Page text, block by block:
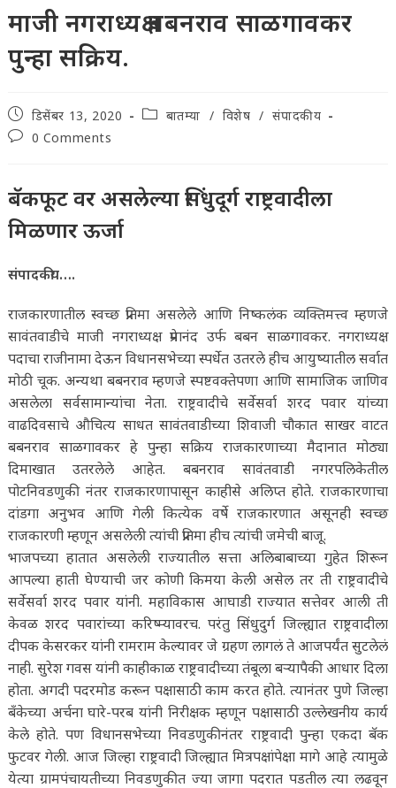
माजी नगराध्यक्ष बबनराव साळगावकर
पुन्हा सक्रिय.
Post
published:
डिसेंबर 13, 2020
Postबातम्या / विशेष / संपादकीय
Post0 Comments
बॅकफूट वर असलेल्या सिंधुदूर्ग राष्ट्रवादीला
मिळणार ऊर्जा
संपादकीय….
राजकारणातील स्वच्छ प्रतिमा असलेले आणि निष्कलंक व्यक्तिमत्त्व म्हणजे
सावंतवाडीचे माजी नगराध्यक्ष प्रेमानंद उर्फ बबन साळगावकर. नगराध्यक्ष
पदाचा राजीनामा देऊन विधानसभेच्या स्पर्धेत उतरले हीच आयुष्यातील सर्वात
मोठी चूक. अन्यथा बबनराव म्हणजे स्पष्टवक्तेपणा आणि सामाजिक जाणिव
असलेला सर्वसामान्यांचा नेता. राष्ट्रवादीचे सर्वेसर्वा शरद पवार यांच्या
वाढदिवसाचे औचित्य साधत सावंतवाडीच्या शिवाजी चौकात साखर वाटत
बबनराव साळगावकर हे पुन्हा सक्रिय राजकारणाच्या मैदानात मोठ्या
दिमाखात उतरलेले आहेत. बबनराव सावंतवाडी नगरपलिकेतील
पोटनिवडणुकी नंतर राजकारणापासून काहीसे अलिप्त होते. राजकारणाचा
दांडगा अनुभव आणि गेली कित्येक वर्षे राजकारणात असूनही स्वच्छ
राजकारणी म्हणून असलेली त्यांची प्रतिमा हीच त्यांची जमेची बाजू.
भाजपच्या हातात असलेली राज्यातील सत्ता अलिबाबाच्या गुहेत शिरून
आपल्या हाती घेण्याची जर कोणी किमया केली असेल तर ती राष्ट्रवादीचे
सर्वेसर्वा शरद पवार यांनी. महाविकास आघाडी राज्यात सत्तेवर आली ती
केवळ शरद पवारांच्या करिष्म्यावरच. परंतु सिंधुदुर्ग जिल्ह्यात राष्ट्रवादीला
दीपक केसरकर यांनी रामराम केल्यावर जे ग्रहण लागलं ते आजपर्यंत सुटलेलं
नाही. सुरेश गवस यांनी काहीकाळ राष्ट्रवादीच्या तंबूला बऱ्यापैकी आधार दिला
होता. अगदी पदरमोड करून पक्षासाठी काम करत होते. त्यानंतर पुणे जिल्हा
बँकेच्या अर्चना घारे-परब यांनी निरीक्षक म्हणून पक्षासाठी उल्लेखनीय कार्य
केले होते. पण विधानसभेच्या निवडणुकीनंतर राष्ट्रवादी पुन्हा एकदा बॅक
फुटवर गेली. आज जिल्हा राष्ट्रवादी जिल्ह्यात मित्रपक्षांपेक्षा मागे आहे त्यामुळे
येत्या ग्रामपंचायतीच्या निवडणुकीत ज्या जागा पदरात पडतील त्या लढवून